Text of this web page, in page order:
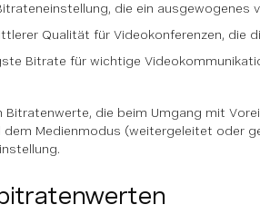
die ein ausgewogenes
Qualität für Videokonferenzen, die
Bitrate für wichtige
Bitratenwerte, die beim Umgang mit
Medienmodus (weitergeleitet oder